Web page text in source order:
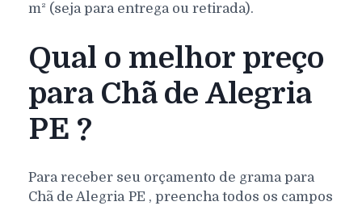
m² (seja para entrega ou retirada).
Qual o melhor preço
para Chã de Alegria
PE ?
Para receber seu orçamento de grama para
Chã de Alegria PE , preencha todos os campos